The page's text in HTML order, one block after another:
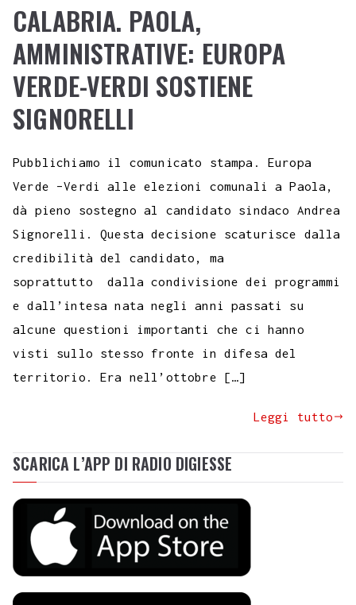
CALABRIA. PAOLA,
AMMINISTRATIVE: EUROPA
VERDE-VERDI SOSTIENE
SIGNORELLI
Pubblichiamo il comunicato stampa. Europa
Verde –Verdi alle elezioni comunali a Paola,
dà pieno sostegno al candidato sindaco Andrea
Signorelli. Questa decisione scaturisce dalla
credibilità del candidato, ma
soprattutto dalla condivisione dei programmi
e dall’intesa nata negli anni passati su
alcune questioni importanti che ci hanno
visti sullo stesso fronte in difesa del
territorio. Era nell’ottobre […]
Leggi tutto
SCARICA L’APP DI RADIO DIGIESSE